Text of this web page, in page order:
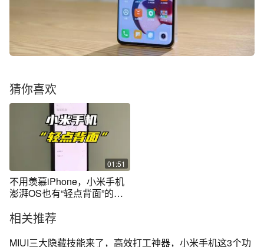
猜你喜欢
01:51
不用羡慕iPhone，小米手机
澎湃OS也有“轻点背面”的功
相关推荐
MIUI三大隐藏技能来了，高效打工神器，小米手机这3个功